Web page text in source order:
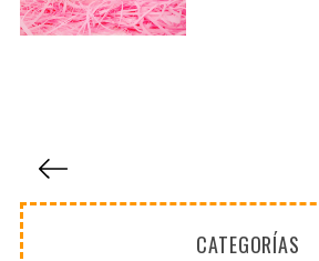
g
i
CATEGORÍAS